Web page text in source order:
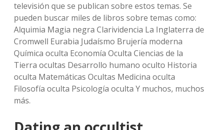
televisión que se publican sobre estos temas. Se
pueden buscar miles de libros sobre temas como:
Alquimia Magia negra Clarividencia La Inglaterra de
Cromwell Eurabia Judaísmo Brujería moderna
Química oculta Economía Oculta Ciencias de la
Tierra ocultas Desarrollo humano oculto Historia
oculta Matemáticas Ocultas Medicina oculta
Filosofía oculta Psicología oculta Y muchos, muchos
más.